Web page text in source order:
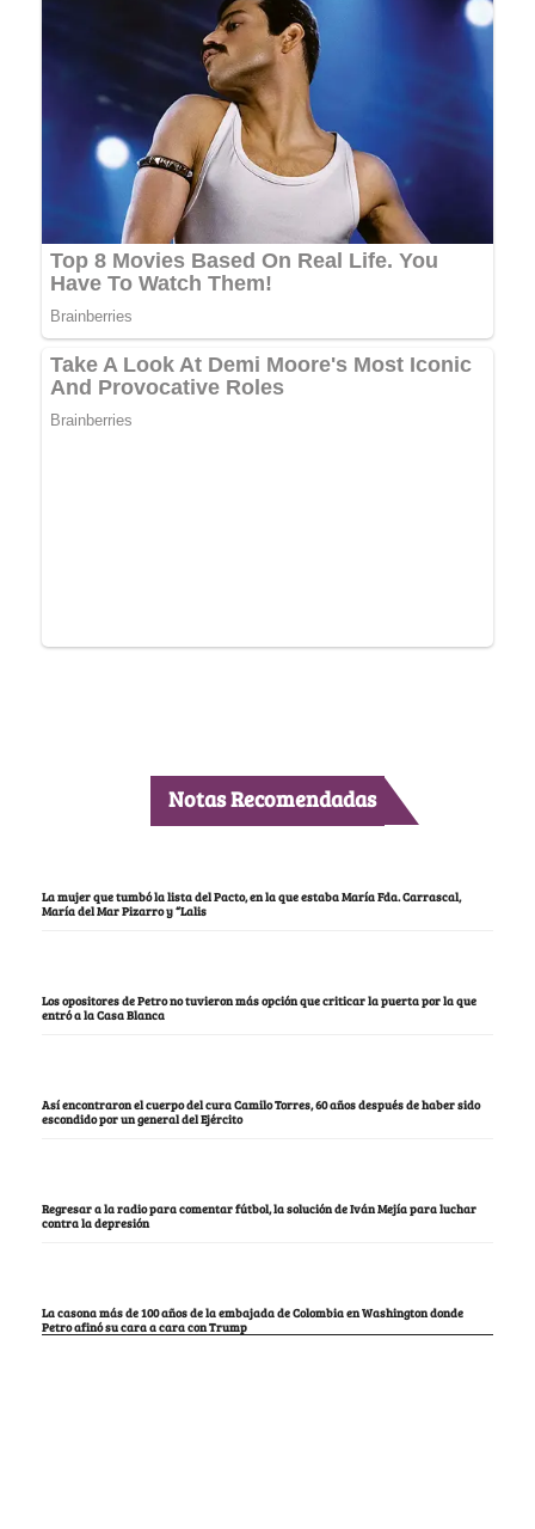
Notas Recomendadas
La mujer que tumbó la lista del Pacto, en la que estaba María Fda. Carrascal,
María del Mar Pizarro y “Lalis
Los opositores de Petro no tuvieron más opción que criticar la puerta por la que
entró a la Casa Blanca
Así encontraron el cuerpo del cura Camilo Torres, 60 años después de haber sido
escondido por un general del Ejército
Regresar a la radio para comentar fútbol, la solución de Iván Mejía para luchar
contra la depresión
La casona más de 100 años de la embajada de Colombia en Washington donde
Petro afinó su cara a cara con Trump